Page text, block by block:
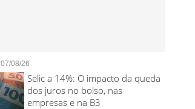
07/08/26
Selic a 14%: O impacto da queda
dos juros no bolso, nas
empresas e na B3